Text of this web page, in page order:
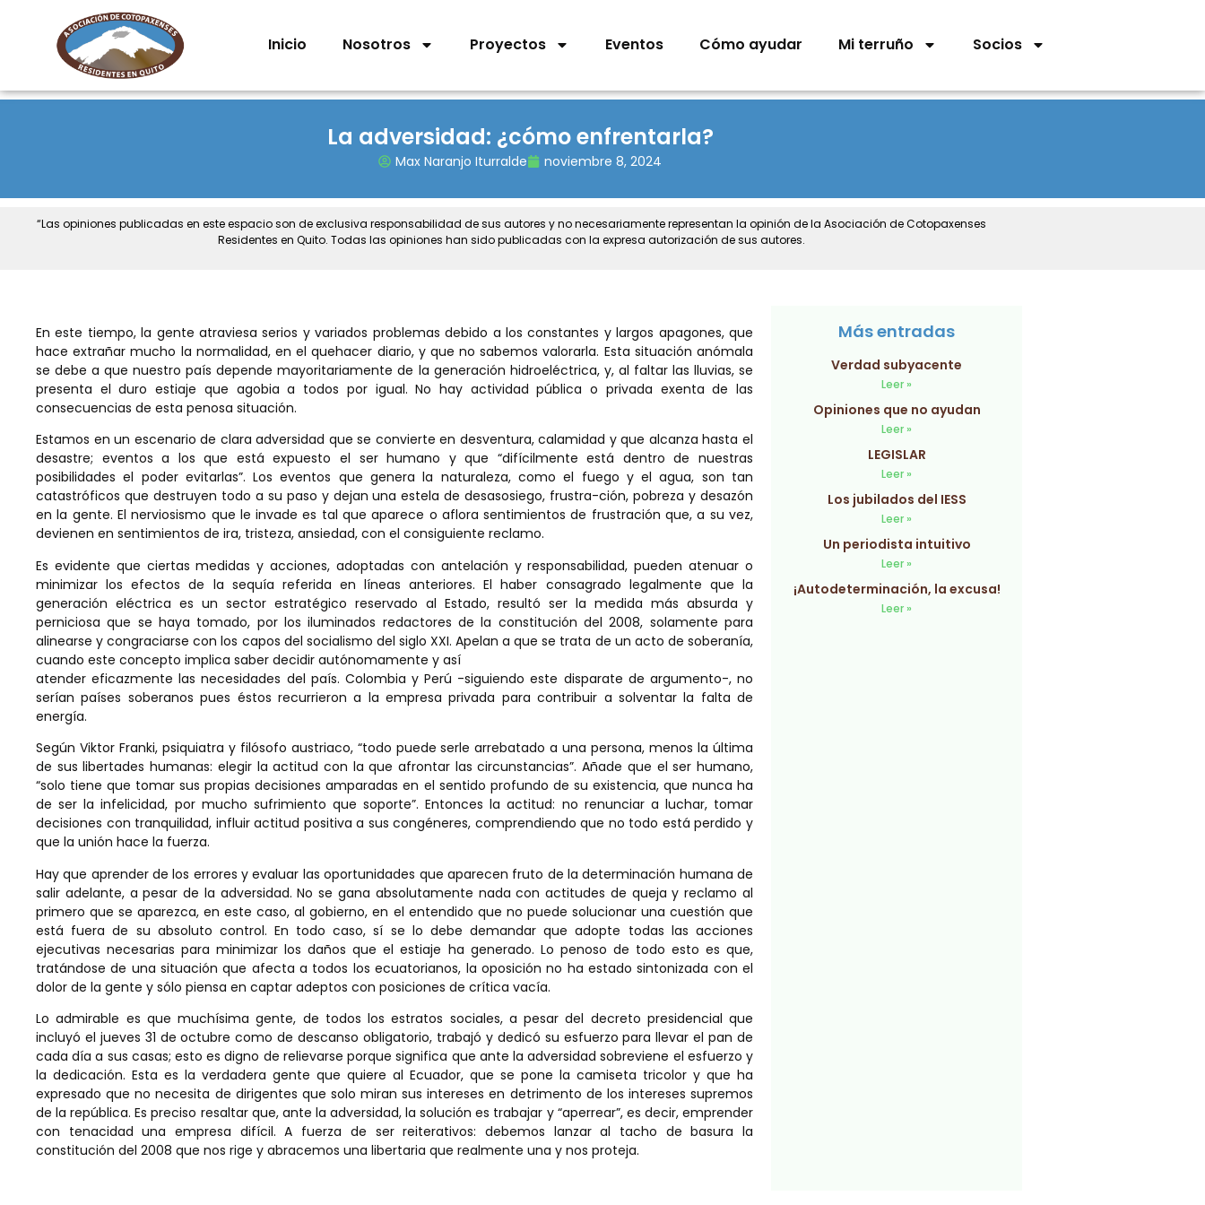
Inicio Nosotros Proyectos Eventos Cómo ayudar Mi terruño Socios
La adversidad: ¿cómo enfrentarla?
Max Naranjo Iturralde noviembre 8, 2024
“Las opiniones publicadas en este espacio son de exclusiva responsabilidad de sus autores y no necesariamente representan la opinión de la Asociación de Cotopaxenses
Residentes en Quito. Todas las opiniones han sido publicadas con la expresa autorización de sus autores.
En este tiempo, la gente atraviesa serios y variados problemas debido a los constantes y largos apagones, que
hace extrañar mucho la normalidad, en el quehacer diario, y que no sabemos valorarla. Esta situación anómala
se debe a que nuestro país depende mayoritariamente de la generación hidroeléctrica, y, al faltar las lluvias, se
presenta el duro estiaje que agobia a todos por igual. No hay actividad pública o privada exenta de las
consecuencias de esta penosa situación.
Estamos en un escenario de clara adversidad que se convierte en desventura, calamidad y que alcanza hasta el
desastre; eventos a los que está expuesto el ser humano y que “difícilmente está dentro de nuestras
posibilidades el poder evitarlas”. Los eventos que genera la naturaleza, como el fuego y el agua, son tan
catastróficos que destruyen todo a su paso y dejan una estela de desasosiego, frustra-ción, pobreza y desazón
en la gente. El nerviosismo que le invade es tal que aparece o aflora sentimientos de frustración que, a su vez,
devienen en sentimientos de ira, tristeza, ansiedad, con el consiguiente reclamo.
Es evidente que ciertas medidas y acciones, adoptadas con antelación y responsabilidad, pueden atenuar o
minimizar los efectos de la sequía referida en líneas anteriores. El haber consagrado legalmente que la
generación eléctrica es un sector estratégico reservado al Estado, resultó ser la medida más absurda y
perniciosa que se haya tomado, por los iluminados redactores de la constitución del 2008, solamente para
alinearse y congraciarse con los capos del socialismo del siglo XXI. Apelan a que se trata de un acto de soberanía,
cuando este concepto implica saber decidir autónomamente y así
atender eficazmente las necesidades del país. Colombia y Perú -siguiendo este disparate de argumento-, no
serían países soberanos pues éstos recurrieron a la empresa privada para contribuir a solventar la falta de
energía.
Según Viktor Franki, psiquiatra y filósofo austriaco, “todo puede serle arrebatado a una persona, menos la última
de sus libertades humanas: elegir la actitud con la que afrontar las circunstancias”. Añade que el ser humano,
“solo tiene que tomar sus propias decisiones amparadas en el sentido profundo de su existencia, que nunca ha
de ser la infelicidad, por mucho sufrimiento que soporte”. Entonces la actitud: no renunciar a luchar, tomar
decisiones con tranquilidad, influir actitud positiva a sus congéneres, comprendiendo que no todo está perdido y
que la unión hace la fuerza.
Hay que aprender de los errores y evaluar las oportunidades que aparecen fruto de la determinación humana de
salir adelante, a pesar de la adversidad. No se gana absolutamente nada con actitudes de queja y reclamo al
primero que se aparezca, en este caso, al gobierno, en el entendido que no puede solucionar una cuestión que
está fuera de su absoluto control. En todo caso, sí se lo debe demandar que adopte todas las acciones
ejecutivas necesarias para minimizar los daños que el estiaje ha generado. Lo penoso de todo esto es que,
tratándose de una situación que afecta a todos los ecuatorianos, la oposición no ha estado sintonizada con el
dolor de la gente y sólo piensa en captar adeptos con posiciones de crítica vacía.
Lo admirable es que muchísima gente, de todos los estratos sociales, a pesar del decreto presidencial que
incluyó el jueves 31 de octubre como de descanso obligatorio, trabajó y dedicó su esfuerzo para llevar el pan de
cada día a sus casas; esto es digno de relievarse porque significa que ante la adversidad sobreviene el esfuerzo y
la dedicación. Esta es la verdadera gente que quiere al Ecuador, que se pone la camiseta tricolor y que ha
expresado que no necesita de dirigentes que solo miran sus intereses en detrimento de los intereses supremos
de la república. Es preciso resaltar que, ante la adversidad, la solución es trabajar y “aperrear”, es decir, emprender
con tenacidad una empresa difícil. A fuerza de ser reiterativos: debemos lanzar al tacho de basura la
constitución del 2008 que nos rige y abracemos una libertaria que realmente una y nos proteja.
Más entradas
Verdad subyacente
Leer »
Opiniones que no ayudan
Leer »
LEGISLAR
Leer »
Los jubilados del IESS
Leer »
Un periodista intuitivo
Leer »
¡Autodeterminación, la excusa!
Leer »